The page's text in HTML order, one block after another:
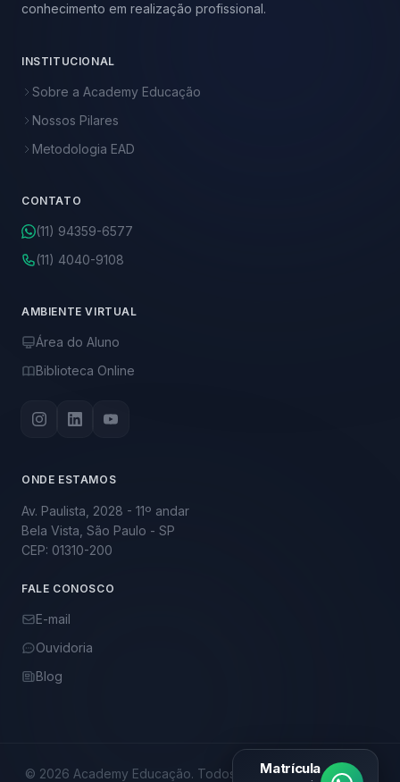
conhecimento em realização profissional.
INSTITUCIONAL
Sobre a Academy Educação
Nossos Pilares
Metodologia EAD
CONTATO
(11) 94359-6577
(11) 4040-9108
AMBIENTE VIRTUAL
Área do Aluno
Biblioteca Online
ONDE ESTAMOS
Av. Paulista, 2028 - 11º andar
Bela Vista, São Paulo - SP
CEP: 01310-200
FALE CONOSCO
E-mail
Ouvidoria
Blog
© 2026 Academy Educação. Todos os direitos reservados.
Matrícula